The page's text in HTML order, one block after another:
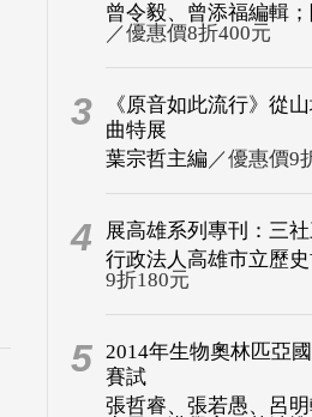
曾令毅、曾添福編輯
／優惠價8折400元
3
《原音如此流行》從
曲特展
葉宗哲主編 ／優惠價9
4
展高雄系列專刊：三
行政法人高雄市立歷
9折180元
5 2014年生物奧林匹亞
賽試
張哲睿、張若愚、呂